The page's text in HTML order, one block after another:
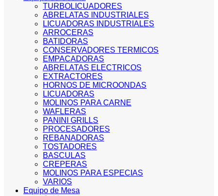
TURBOLICUADORES
ABRELATAS INDUSTRIALES
LICUADORAS INDUSTRIALES
ARROCERAS
BATIDORAS
CONSERVADORES TERMICOS
EMPACADORAS
ABRELATAS ELECTRICOS
EXTRACTORES
HORNOS DE MICROONDAS
LICUADORAS
MOLINOS PARA CARNE
WAFLERAS
PANINI GRILLS
PROCESADORES
REBANADORAS
TOSTADORES
BASCULAS
CREPERAS
MOLINOS PARA ESPECIAS
VARIOS
Equipo de Mesa